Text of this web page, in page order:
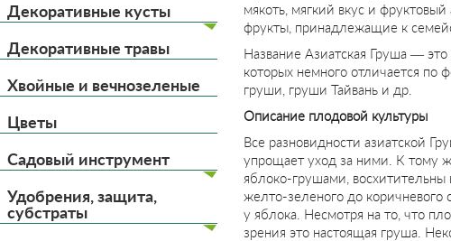
Декоративные кусты
Декоративные травы
Хвойные и вечнозеленые
Цветы
Садовый инструмент
Удобрения, защита,
субстраты
мякоть, мягкий вкус и
фрукты, принадлежащие к
Название Азиатская Груша —
которых немного отличается
груши, груши Тайвань и др.
Описание плодовой культуры
Все разновидности азиатской
упрощает уход за ними. К тому
яблоко-грушами, восхитительны
желто-зеленого до коричневого
у яблока. Несмотря на то, что
зрения это настоящая груша.